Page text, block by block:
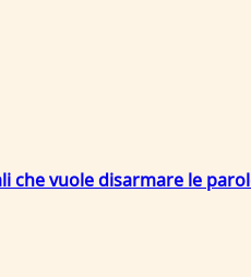
che vuole disarmare le